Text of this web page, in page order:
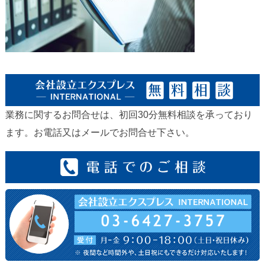
業務に関するお問合せは、初回30分無料相談を承っており
ます。お電話又はメールでお問合せ下さい。